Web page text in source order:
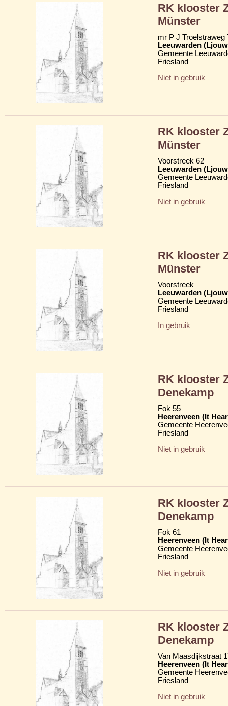
RK klooster
Münster
mr P J Troelstraweg
Leeuwarden
Gemeente
Friesland
Niet in gebruik
RK klooster
Münster
Voorstreek 62
Leeuwarden
Gemeente
Friesland
Niet in gebruik
RK klooster
Münster
Voorstreek
Leeuwarden
Gemeente
Friesland
In gebruik
RK klooster
Denekamp
Fok 55
Heerenveen (It
Gemeente
Friesland
Niet in gebruik
RK klooster
Denekamp
Fok 61
Heerenveen (It
Gemeente
Friesland
Niet in gebruik
RK klooster
Denekamp
Van Maasdijkstraat
Heerenveen (It
Gemeente
Friesland
Niet in gebruik